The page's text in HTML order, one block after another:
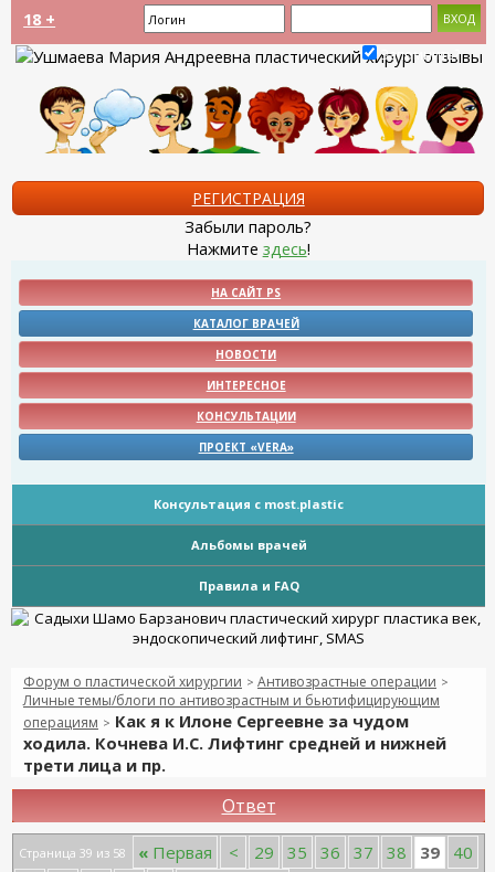
18 +
Запомнить?
РЕГИСТРАЦИЯ
Забыли пароль?
Нажмите здесь!
НА САЙТ PS
КАТАЛОГ ВРАЧЕЙ
НОВОСТИ
ИНТЕРЕСНОЕ
КОНСУЛЬТАЦИИ
ПРОЕКТ «VERA»
Консультация с most.plastic
Альбомы врачей
Правила и FAQ
Форум о пластической хирургии > Антивозрастные операции >
Личные темы/блоги по антивозрастным и бьютифицирующим
операциям > Как я к Илоне Сергеевне за чудом
ходила. Кочнева И.С. Лифтинг средней и нижней
трети лица и пр.
Ответ
Страница 39 из 58 « Первая < 29 35 36 37 38 39
40